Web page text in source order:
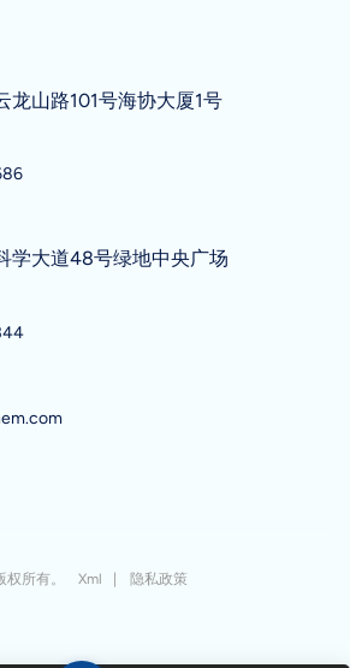
龙山路101号海协大厦1号
学大道48号绿地中央广场
所有。
Xml |
隐私政策